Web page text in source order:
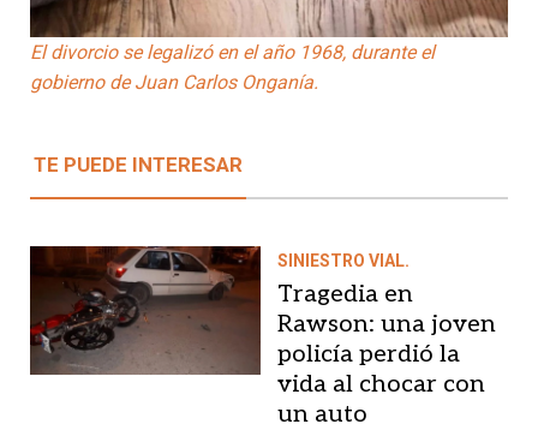
El divorcio se legalizó en el año 1968, durante el
gobierno de Juan Carlos Onganía.
TE PUEDE INTERESAR
SINIESTRO VIAL.
Tragedia en
Rawson: una joven
policía perdió la
vida al chocar con
un auto